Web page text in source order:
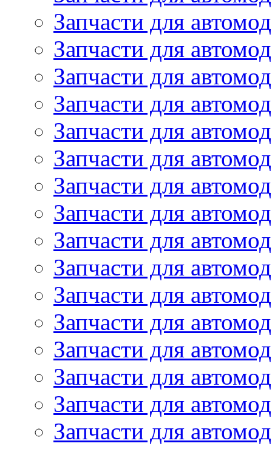
Запчасти для
Запчасти для
Запчасти для
Запчасти для
Запчасти для
Запчасти для
Запчасти для
Запчасти для
Запчасти для
Запчасти для
Запчасти для
Запчасти для
Запчасти для
Запчасти для
Запчасти для
Запчасти для